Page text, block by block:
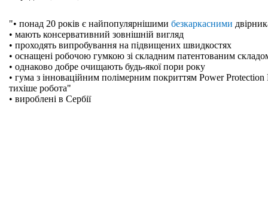
"• понад 20 років є найпопулярнішими безкаркасними
• мають консервативний зовнішній вигляд
• проходять випробування на підвищених швидкостях
• оснащені робочою гумкою зі складним патентованим
• однаково добре очищають будь-якої пори року
• гума з інноваційним полімерним покриттям Power
тихіше робота"
• вироблені в Сербії